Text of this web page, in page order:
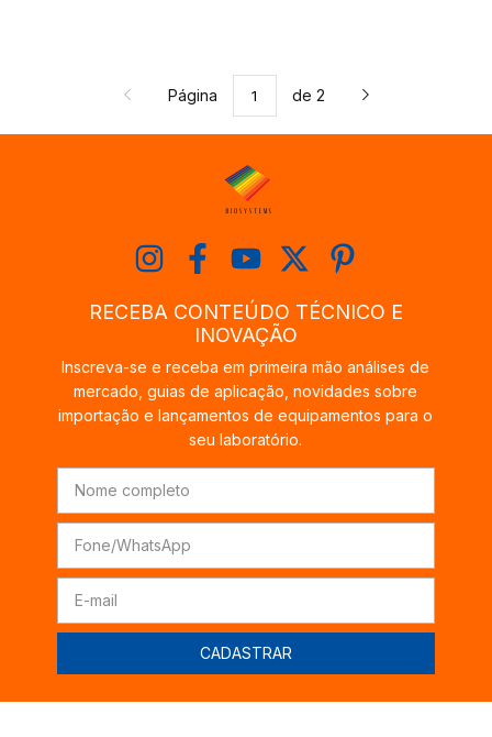
Página de 2
RECEBA CONTEÚDO TÉCNICO E
INOVAÇÃO
Inscreva-se e receba em primeira mão análises de
mercado, guias de aplicação, novidades sobre
importação e lançamentos de equipamentos para o
seu laboratório.